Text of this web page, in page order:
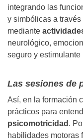
integrando las
y simbólicas a
mediante
neurológico,
seguro y
Las sesiones de
Así, en la formación
prácticos para
psicomotricidad .
habilidades motoras